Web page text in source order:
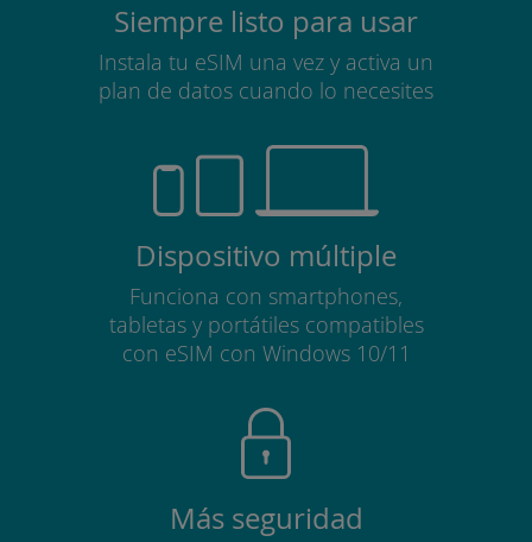
Siempre listo para usar
Instala tu eSIM una vez y activa un
plan de datos cuando lo necesites
Dispositivo múltiple
Funciona con smartphones,
tabletas y portátiles compatibles
con eSIM con Windows 10/11
Más seguridad